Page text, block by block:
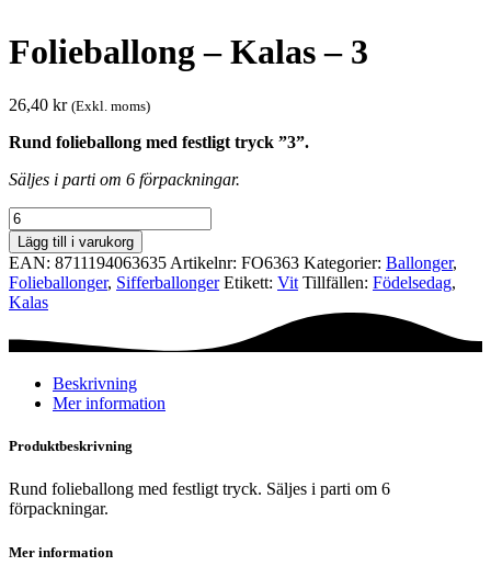
Folieballong – Kalas – 3
26,40 kr (Exkl. moms)
Rund folieballong med festligt tryck ”3”.
Säljes i parti om 6 förpackningar.
Folieballong
-
Kalas
-
3
mängd
Lägg till i varukorg
EAN: 8711194063635 Artikelnr: FO6363 Kategorier: Ballonger,
Folie­­­ballonger, Siffer­­ballonger Etikett: Vit Tillfällen: Födelsedag,
Kalas
Beskrivning
Mer information
Produktbeskrivning
Rund folieballong med festligt tryck. Säljes i parti om 6
förpackningar.
Mer information